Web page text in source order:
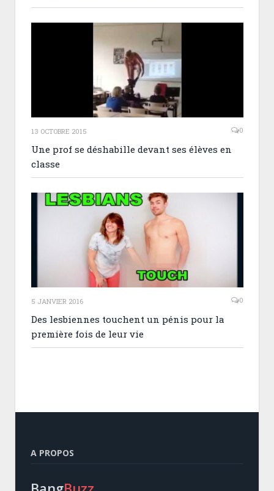
13 OCTOBRE 2015 0
Une prof se déshabille devant ses élèves en
classe
5 JANVIER 2016 0
Des lesbiennes touchent un pénis pour la
première fois de leur vie
A PROPOS